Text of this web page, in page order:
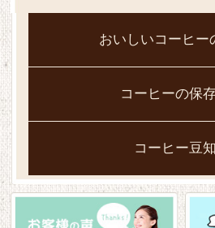
おいしいコーヒー
コーヒーの保
コーヒー豆